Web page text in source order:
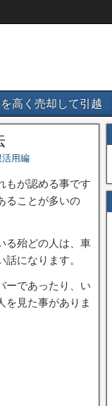
高く売却して引越
活用編
もが認める事です
ることが多いの
る殆どの人は、車
になります。
ーであったり、い
を見た事がありま